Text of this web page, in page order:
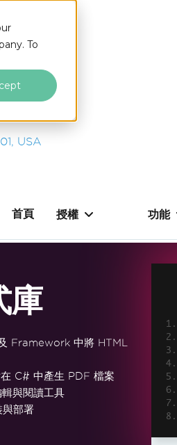
To
USA
首頁 授權 功能
庫
Framework 中將 HTML
C# 中產生 PDF 檔案
與閱讀工具
部署